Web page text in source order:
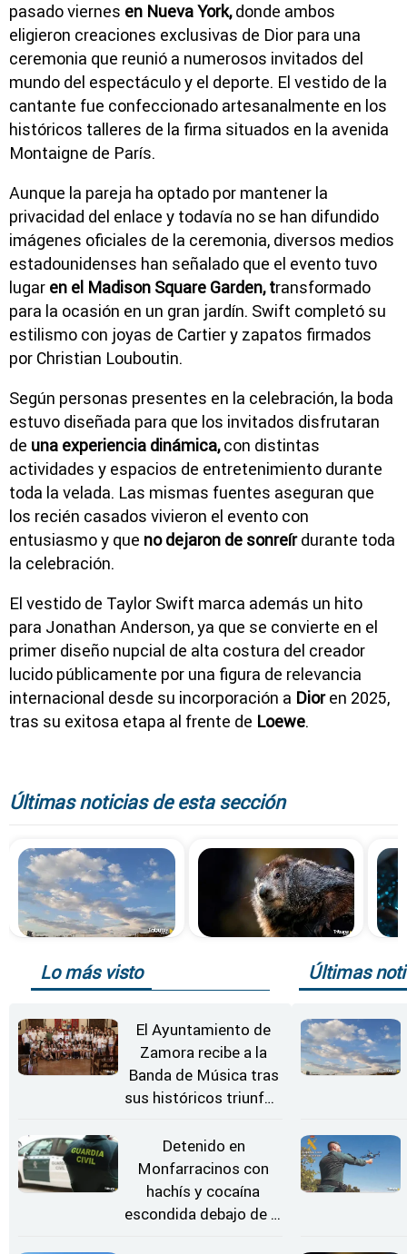
pasado viernes en Nueva York,donde ambos
eligieron creaciones exclusivas de Dior para una
ceremonia que reunió a numerosos invitados del
mundo del espectáculo y el deporte. El vestido de la
cantante fue confeccionado artesanalmente en los
históricos talleres de la firma situados en la avenida
Montaigne de París.
Aunque la pareja ha optado por mantener la
privacidad del enlace y todavía no se han difundido
imágenes oficiales de la ceremonia, diversos medios
estadounidenses han señalado que el evento tuvo
lugar en el Madison Square Garden, transformado
para la ocasión en un gran jardín. Swift completó su
estilismo con joyas de Cartier y zapatos firmados
por Christian Louboutin.
Según personas presentes en la celebración, la boda
estuvo diseñada para que los invitados disfrutaran
de una experiencia dinámica,con distintas
actividades y espacios de entretenimiento durante
toda la velada. Las mismas fuentes aseguran que
los recién casados vivieron el evento con
entusiasmo y que no dejaron de sonreírdurante toda
la celebración.
El vestido de Taylor Swift marca además un hito
para Jonathan Anderson, ya que se convierte en el
primer diseño nupcial de alta costura del creador
lucido públicamente por una figura de relevancia
internacional desde su incorporación a Dioren 2025,
tras su exitosa etapa al frente de Loewe.
Últimas noticias de esta sección
Lo más visto
El Ayuntamiento de
Zamora recibe a la
Banda de Música tras
sus históricos triunfos
Detenido en
Monfarracinos con
hachís y cocaína
escondida debajo de la
Últimas